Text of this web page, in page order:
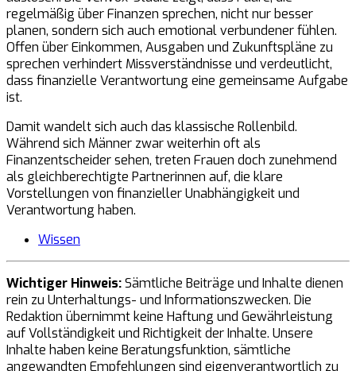
regelmäßig über Finanzen sprechen, nicht nur besser
planen, sondern sich auch emotional verbundener fühlen.
Offen über Einkommen, Ausgaben und Zukunftspläne zu
sprechen verhindert Missverständnisse und verdeutlicht,
dass finanzielle Verantwortung eine gemeinsame Aufgabe
ist.
Damit wandelt sich auch das klassische Rollenbild.
Während sich Männer zwar weiterhin oft als
Finanzentscheider sehen, treten Frauen doch zunehmend
als gleichberechtigte Partnerinnen auf, die klare
Vorstellungen von finanzieller Unabhängigkeit und
Verantwortung haben.
Wissen
Wichtiger Hinweis:Sämtliche Beiträge und Inhalte dienen
rein zu Unterhaltungs- und Informationszwecken. Die
Redaktion übernimmt keine Haftung und Gewährleistung
auf Vollständigkeit und Richtigkeit der Inhalte. Unsere
Inhalte haben keine Beratungsfunktion, sämtliche
angewandten Empfehlungen sind eigenverantwortlich zu